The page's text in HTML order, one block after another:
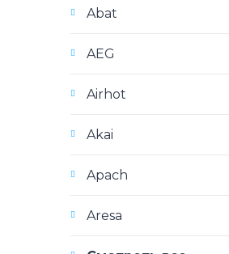
Abat
AEG
Airhot
Akai
Apach
Aresa